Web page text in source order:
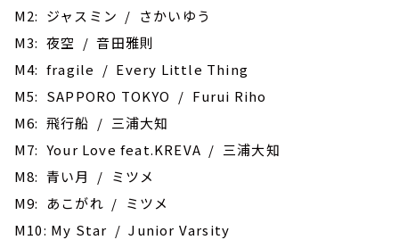
M2: ジャスミン / さかいゆう
M3: 夜空 / 音田雅則
M4: fragile / Every Little Thing
M5: SAPPORO TOKYO / Furui Riho
M6: 飛行船 / 三浦大知
M7: Your Love feat.KREVA / 三浦大知
M8: 青い月 / ミツメ
M9: あこがれ / ミツメ
M10: ‎My Star / Junior Varsity